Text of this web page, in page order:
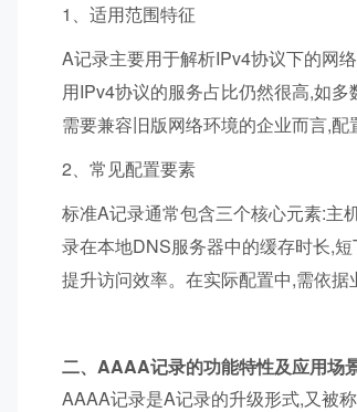
1、适用范围特征
A记录主要用于解析IPv4协议下的网
用IPv4协议的服务占比仍然很高,如
需要兼容旧版网络环境的企业而言,配
2、常见配置要素
标准A记录通常包含三个核心元素:主
录在本地DNS服务器中的缓存时长,
提升访问效率。在实际配置中,需依据
二、AAAA记录的功能特性及应用场
AAAA记录是A记录的升级形式,又被